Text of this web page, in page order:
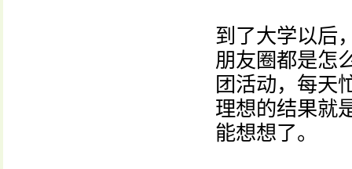
到了大学以后
朋友圈都是怎
团活动，每天
理想的结果就
能想想了。